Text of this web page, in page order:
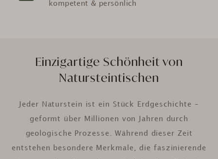
kompetent & persönlich
Einzigartige Schönheit von
Natursteintischen
Jeder Naturstein ist ein Stück Erdgeschichte –
geformt über Millionen von Jahren durch
geologische Prozesse. Während dieser Zeit
entstehen besondere Merkmale, die faszinierende